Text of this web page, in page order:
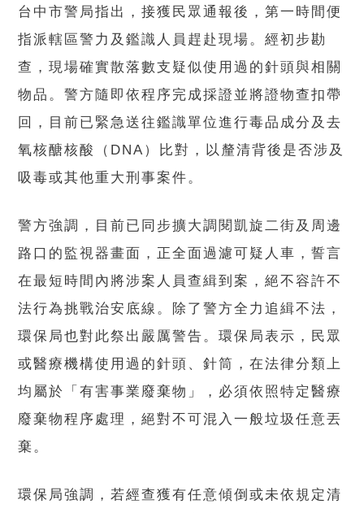
台中市警局指出，接獲民眾通報後，第一時間便
指派轄區警力及鑑識人員趕赴現場。經初步勘
查，現場確實散落數支疑似使用過的針頭與相關
物品。警方隨即依程序完成採證並將證物查扣帶
回，目前已緊急送往鑑識單位進行毒品成分及去
氧核醣核酸（DNA）比對，以釐清背後是否涉及
吸毒或其他重大刑事案件。
警方強調，目前已同步擴大調閱凱旋二街及周邊
路口的監視器畫面，正全面過濾可疑人車，誓言
在最短時間內將涉案人員查緝到案，絕不容許不
法行為挑戰治安底線。除了警方全力追緝不法，
環保局也對此祭出嚴厲警告。環保局表示，民眾
或醫療機構使用過的針頭、針筒，在法律分類上
均屬於「有害事業廢棄物」，必須依照特定醫療
廢棄物程序處理，絕對不可混入一般垃圾任意丟
棄。
環保局強調，若經查獲有任意傾倒或未依規定清